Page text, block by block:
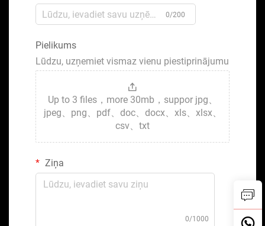
0/200
Pielikums
Lūdzu, uzņemiet vismaz vienu piestiprinājumu
Up to 3 files，more 30mb，suppor jpg、
jpeg、png、pdf、doc、docx、xls、xlsx、
csv、txt
Ziņa
0/1000